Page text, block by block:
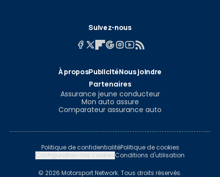
Suivez-nous
À proposPublicitéNous joindre
Partenaires
Assurance jeune conducteur
Mon auto assure
Comparateur assurance auto
Politique de confidentialitéPolitique de cookies
Configuration des cookiesConditions d'utilisation
© 2026 Motorsport Network. Tous droits réservés.